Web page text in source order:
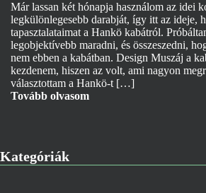
Már lassan két hónapja használom az idei
legkülönlegesebb darabját, így itt az ideje,
tapasztalataimat a Hankö kabátról.
legobjektívebb maradni, és összeszedni,
nem ebben a kabátban. Design Muszáj a
kezdenem, hiszen az volt, ami nagyon
választottam a Hankö-t […]
Tovább olvasom
Kategóriák